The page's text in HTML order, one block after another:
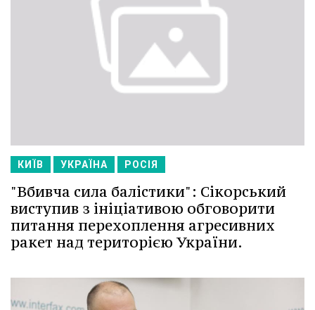
КИЇВ УКРАЇНА РОСІЯ
"Вбивча сила балістики": Сікорський
виступив з ініціативою обговорити
питання перехоплення агресивних
ракет над територією України.